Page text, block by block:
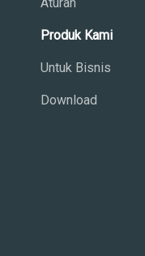
Produk Kami
Untuk Bisnis
Download